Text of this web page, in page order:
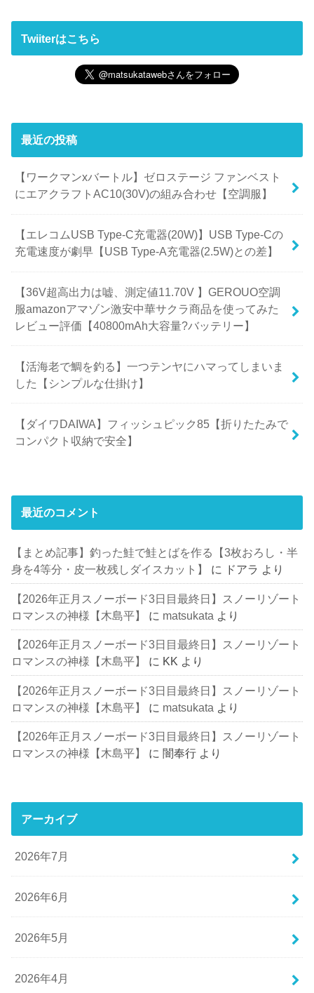
Twiiterはこちら
最近の投稿
【ワークマンxバートル】ゼロステージ ファンベスト
にエアクラフトAC10(30V)の組み合わせ【空調服】
【エレコムUSB Type-C充電器(20W)】USB Type-Cの
充電速度が劇早【USB Type-A充電器(2.5W)との差】
【36V超高出力は嘘、測定値11.70V 】GEROUO空調
服amazonアマゾン激安中華サクラ商品を使ってみた
レビュー評価【40800mAh大容量?バッテリー】
【活海老で鯛を釣る】一つテンヤにハマってしまいま
した【シンプルな仕掛け】
【ダイワDAIWA】フィッシュピック85【折りたたみで
コンパクト収納で安全】
最近のコメント
【まとめ記事】釣った鮭で鮭とばを作る【3枚おろし・半
身を4等分・皮一枚残しダイスカット】
に ドアラ より
【2026年正月スノーボード3日目最終日】スノーリゾート
ロマンスの神様【木島平】
に matsukata より
【2026年正月スノーボード3日目最終日】スノーリゾート
ロマンスの神様【木島平】
に KK より
【2026年正月スノーボード3日目最終日】スノーリゾート
ロマンスの神様【木島平】
に matsukata より
【2026年正月スノーボード3日目最終日】スノーリゾート
ロマンスの神様【木島平】
に闇奉行 より
アーカイブ
2026年7月
2026年6月
2026年5月
2026年4月